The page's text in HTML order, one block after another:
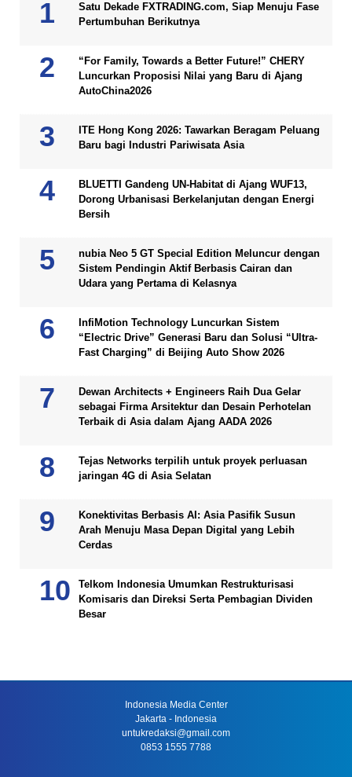
Satu Dekade FXTRADING.com, Siap Menuju Fase
Pertumbuhan Berikutnya
“For Family, Towards a Better Future!” CHERY
Luncurkan Proposisi Nilai yang Baru di Ajang
AutoChina2026
ITE Hong Kong 2026: Tawarkan Beragam Peluang
Baru bagi Industri Pariwisata Asia
BLUETTI Gandeng UN-Habitat di Ajang WUF13,
Dorong Urbanisasi Berkelanjutan dengan Energi
Bersih
nubia Neo 5 GT Special Edition Meluncur dengan
Sistem Pendingin Aktif Berbasis Cairan dan
Udara yang Pertama di Kelasnya
InfiMotion Technology Luncurkan Sistem
“Electric Drive” Generasi Baru dan Solusi “Ultra-
Fast Charging” di Beijing Auto Show 2026
Dewan Architects + Engineers Raih Dua Gelar
sebagai Firma Arsitektur dan Desain Perhotelan
Terbaik di Asia dalam Ajang AADA 2026
Tejas Networks terpilih untuk proyek perluasan
jaringan 4G di Asia Selatan
Konektivitas Berbasis AI: Asia Pasifik Susun
Arah Menuju Masa Depan Digital yang Lebih
Cerdas
Telkom Indonesia Umumkan Restrukturisasi
Komisaris dan Direksi Serta Pembagian Dividen
Besar
Indonesia Media Center
Jakarta - Indonesia
untukredaksi@gmail.com
0853 1555 7788